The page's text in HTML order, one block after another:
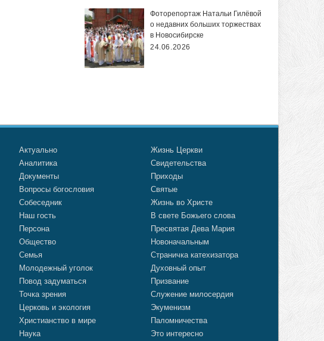
Фоторепортаж Натальи Гилёвой
о недавних больших торжествах
в Новосибирске
24.06.2026
Актуально
Аналитика
Документы
Вопросы богословия
Собеседник
Наш гость
Персона
Общество
Семья
Молодежный уголок
Повод задуматься
Точка зрения
Церковь и экология
Христианство в мире
Наука
Жизнь Церкви
Свидетельства
Приходы
Святые
Жизнь во Христе
В свете Божьего слова
Пресвятая Дева Мария
Новоначальным
Страничка катехизатора
Духовный опыт
Призвание
Служение милосердия
Экуменизм
Паломничества
Это интересно